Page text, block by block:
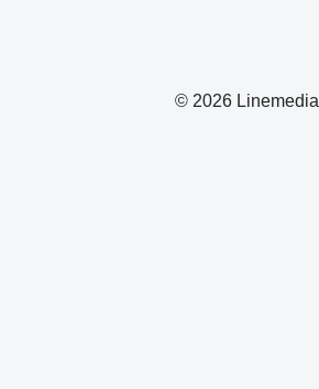
© 2026 Linemedia